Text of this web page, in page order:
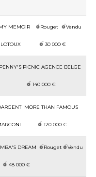
MEMOIR Rouget Vendu
30 000 €
PENNY'S PICNIC AGENCE BELGE
140 000 €
MORE THAN FAMOUS
120 000 €
DREAM Rouget Vendu
48 000 €